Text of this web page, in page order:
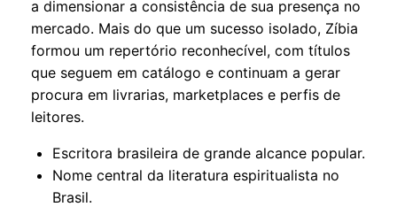
a dimensionar a consistência de sua presença no
mercado. Mais do que um sucesso isolado, Zíbia
formou um repertório reconhecível, com títulos
que seguem em catálogo e continuam a gerar
procura em livrarias, marketplaces e perfis de
leitores.
Escritora brasileira de grande alcance popular.
Nome central da literatura espiritualista no
Brasil.